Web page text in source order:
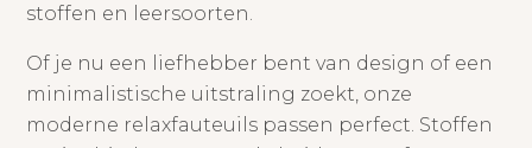
stoffen en leersoorten.
Of je nu een liefhebber bent van design of een
minimalistische uitstraling zoekt, onze
moderne relaxfauteuils passen perfect. Stoffen